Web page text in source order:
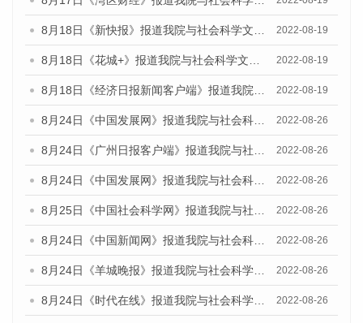
8月18日《新快报》报道我院与社会科学文献出版社联合发布的《广州蓝皮书：广州经济发展报告（2022）》的媒体文章 2022-08-19
8月18日《花城+》报道我院与社会科学文献出版社联合发布的《广州蓝皮书：广州经济发展报告（2022）》的媒体文章 2022-08-19
8月18日《经济日报新闻客户端》报道我院与社会科学文献出版社联合发布的《广州蓝皮书：广州经济发展报告（2022）》的媒体文章 2022-08-19
8月24日《中国发展网》报道我院与社会科学文献出版社联合发布《广州蓝皮书：广州城市国际化发展报告（2022）》的媒体文章 2022-08-26
8月24日《广州日报客户端》报道我院与社会科学文献出版社联合发布《广州蓝皮书：广州城市国际化发展报告（2022）》的媒体文章 2022-08-26
8月24日《中国发展网》报道我院与社会科学文献出版社联合发布《广州蓝皮书：广州城市国际化发展报告（2022）》的媒体文章 2022-08-26
8月25日《中国社会科学网》报道我院与社会科学文献出版社联合发布《广州蓝皮书：广州城市国际化发展报告（2022）》的媒体文章 2022-08-26
8月24日《中国新闻网》报道我院与社会科学文献出版社联合发布《广州蓝皮书：广州城市国际化发展报告（2022）》的媒体文章 2022-08-26
8月24日《羊城晚报》报道我院与社会科学文献出版社联合发布《广州蓝皮书：广州城市国际化发展报告（2022）》的媒体文章 2022-08-26
8月24日《时代在线》报道我院与社会科学文献出版社联合发布《广州蓝皮书：广州城市国际化发展报告（2022）》的媒体文章 2022-08-26